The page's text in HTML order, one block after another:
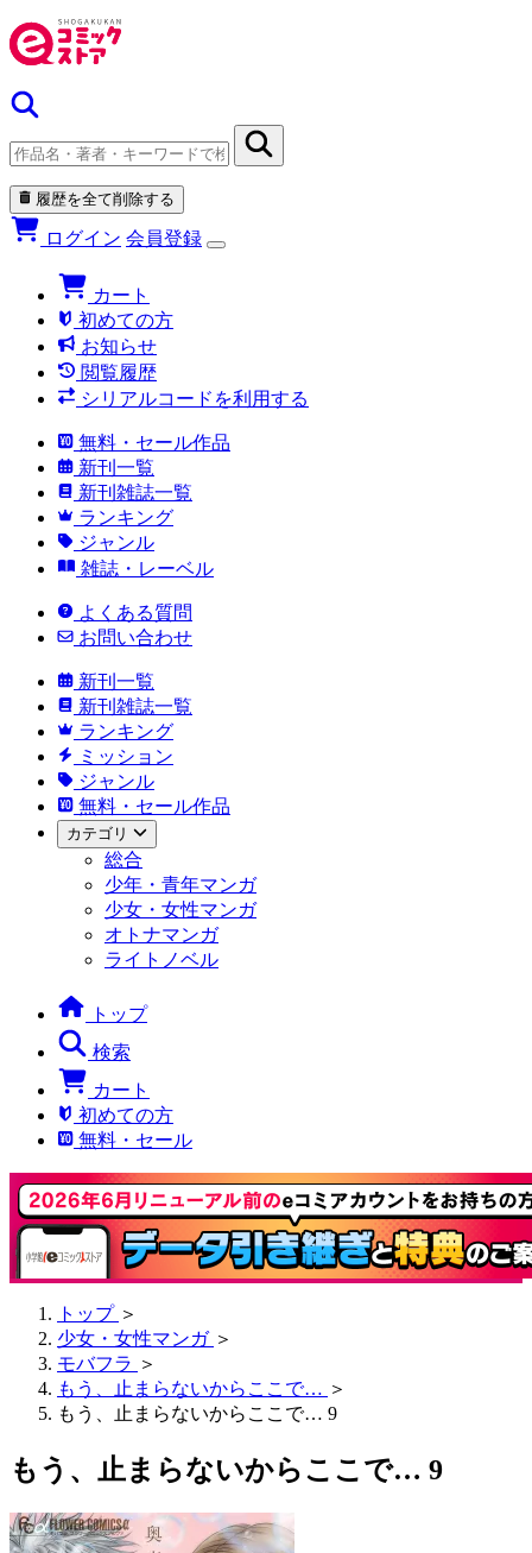
履歴を全て削除する
ログイン 会員登録
カート
初めての方
お知らせ
閲覧履歴
シリアルコードを利用する
無料・セール作品
新刊一覧
新刊雑誌一覧
ランキング
ジャンル
雑誌・レーベル
よくある質問
お問い合わせ
新刊一覧
新刊雑誌一覧
ランキング
ミッション
ジャンル
無料・セール作品
カテゴリ
総合
少年・青年マンガ
少女・女性マンガ
オトナマンガ
ライトノベル
トップ
検索
カート
初めての方
無料・セール
トップ ＞
少女・女性マンガ ＞
モバフラ ＞
もう、止まらないからここで… ＞
もう、止まらないからここで… 9
もう、止まらないからここで… 9